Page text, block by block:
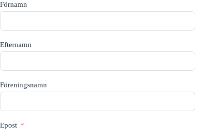
i
g
i
n
Förnamn
Efternamn
Föreningsnamn
Epost